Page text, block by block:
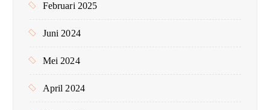
Februari 2025
Juni 2024
Mei 2024
April 2024